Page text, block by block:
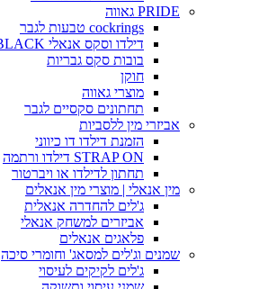
PRIDE גאווה
cockrings טבעות לגבר
דילדו וסקס אנאלי ALL BLACK
בובות סקס גבריות
חוקן
מוצרי גאווה
תחתונים סקסיים לגבר
אביזרי מין ללסביות
הזמנת דילדו דו כיווני
STRAP ON דילדו ורתמה
תחתון לדילדו או ויברטור
מין אנאלי | מוצרי מין אנאלים
ג'לים להחדרה אנאלית
אביזרים למשחק אנאלי
פלאגים אנאלים
שמנים וג'לים למסאג' וחומרי סיכה
ג'לים לקיקים לעיסוי